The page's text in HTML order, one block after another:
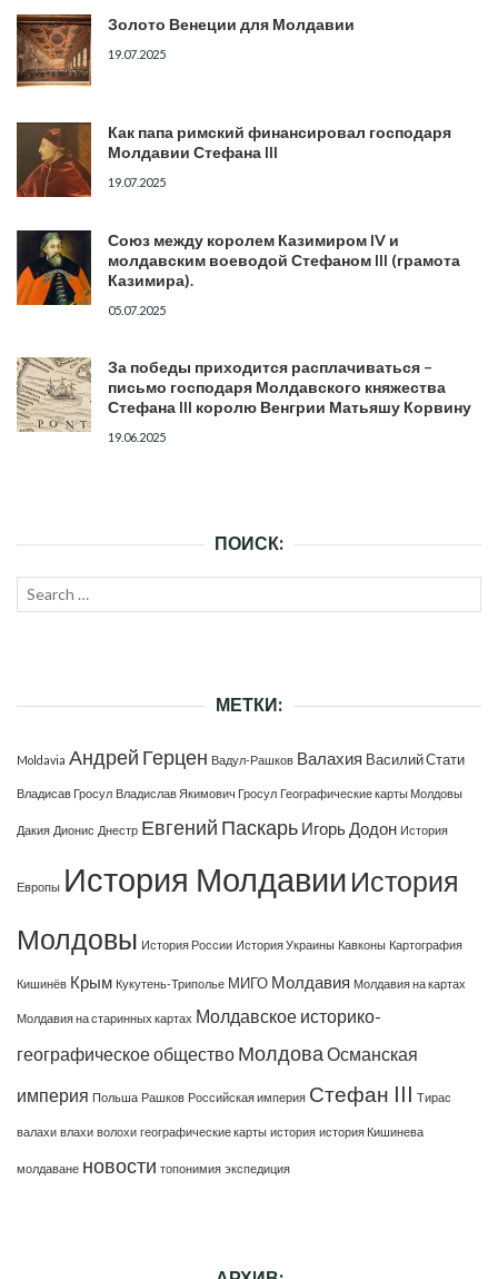
Золото Венеции для Молдавии
19.07.2025
Как папа римский финансировал господаря
Молдавии Стефана III
19.07.2025
Союз между королем Казимиром IV и
молдавским воеводой Стефаном III (грамота
Казимира).
05.07.2025
За победы приходится расплачиваться –
письмо господаря Молдавского княжества
Стефана III королю Венгрии Матьяшу Корвину
19.06.2025
ПОИСК:
Search
МЕТКИ:
Moldavia Андрей Герцен Вадул-Рашков Валахия Василий Стати
Владисав Гросул Владислав Якимович Гросул Географические карты Молдовы
Дакия Дионис Днестр Евгений Паскарь Игорь Додон История
Европы История Молдавии История
Молдовы История России История Украины Кавконы Картография
Кишинёв Крым Кукутень-Триполье МИГО Молдавия Молдавия на картах
Молдавия на старинных картах Молдавское историко-
географическое общество Молдова Османская
империя Польша Рашков Российская империя Стефан III Тирас
валахи влахи волохи географические карты история история Кишинева
молдаване новости топонимия экспедиция